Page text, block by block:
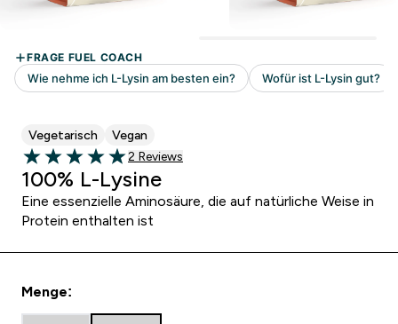
Vegetarisch Vegan
5 out of 5 stars
2 customer reviews
2 Reviews
100% L-Lysine
Eine essenzielle Aminosäure, die auf natürliche Weise in
Protein enthalten ist
Menge: